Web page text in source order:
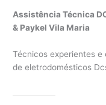
Assistência Técnica
& Paykel Vila Maria
Técnicos experientes
de eletrodomésticos